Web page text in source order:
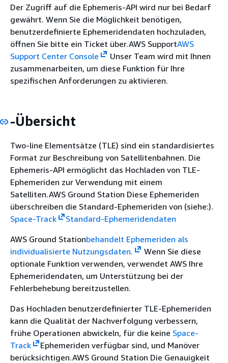
Der Zugriff auf die Ephemeris-API wird nur bei Bedarf
gewährt. Wenn Sie die Möglichkeit benötigen,
benutzerdefinierte Ephemeridendaten hochzuladen,
öffnen Sie bitte ein Ticket über.AWS SupportAWS
Support Center Console
Unser Team wird mit Ihnen
zusammenarbeiten, um diese Funktion für Ihre
spezifischen Anforderungen zu aktivieren.
-Übersicht
Two-line Elementsätze (TLE) sind ein standardisiertes
Format zur Beschreibung von Satellitenbahnen. Die
Ephemeris-API ermöglicht das Hochladen von TLE-
Ephemeriden zur Verwendung mit einem
Satelliten.AWS Ground Station Diese Ephemeriden
überschreiben die Standard-Ephemeriden von (siehe:).
Space-Track
Standard-Ephemeridendaten
AWS Ground Stationbehandelt Ephemeriden als
individualisierte Nutzungsdaten.
Wenn Sie diese
optionale Funktion verwenden, verwendet AWS Ihre
Ephemeridendaten, um Unterstützung bei der
Fehlerbehebung bereitzustellen.
Das Hochladen benutzerdefinierter TLE-Ephemeriden
kann die Qualität der Nachverfolgung verbessern,
frühe Operationen abwickeln, für die keine Space-
Track
Ephemeriden verfügbar sind, und Manöver
berücksichtigen.AWS Ground Station Die Genauigkeit